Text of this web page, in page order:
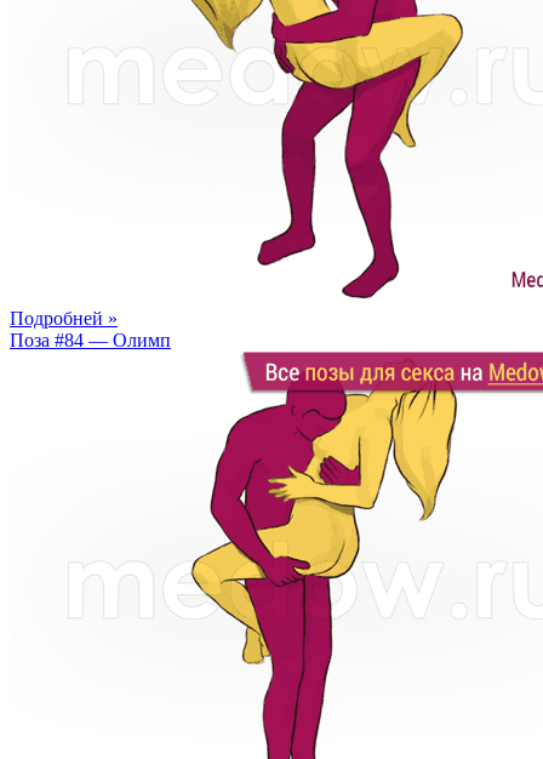
Подробней »
Поза #84 — Олимп